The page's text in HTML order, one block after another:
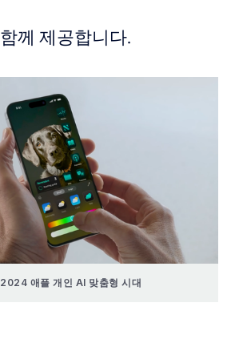
께 제공합니다.
애플 개인 AI 맞춤형 시대